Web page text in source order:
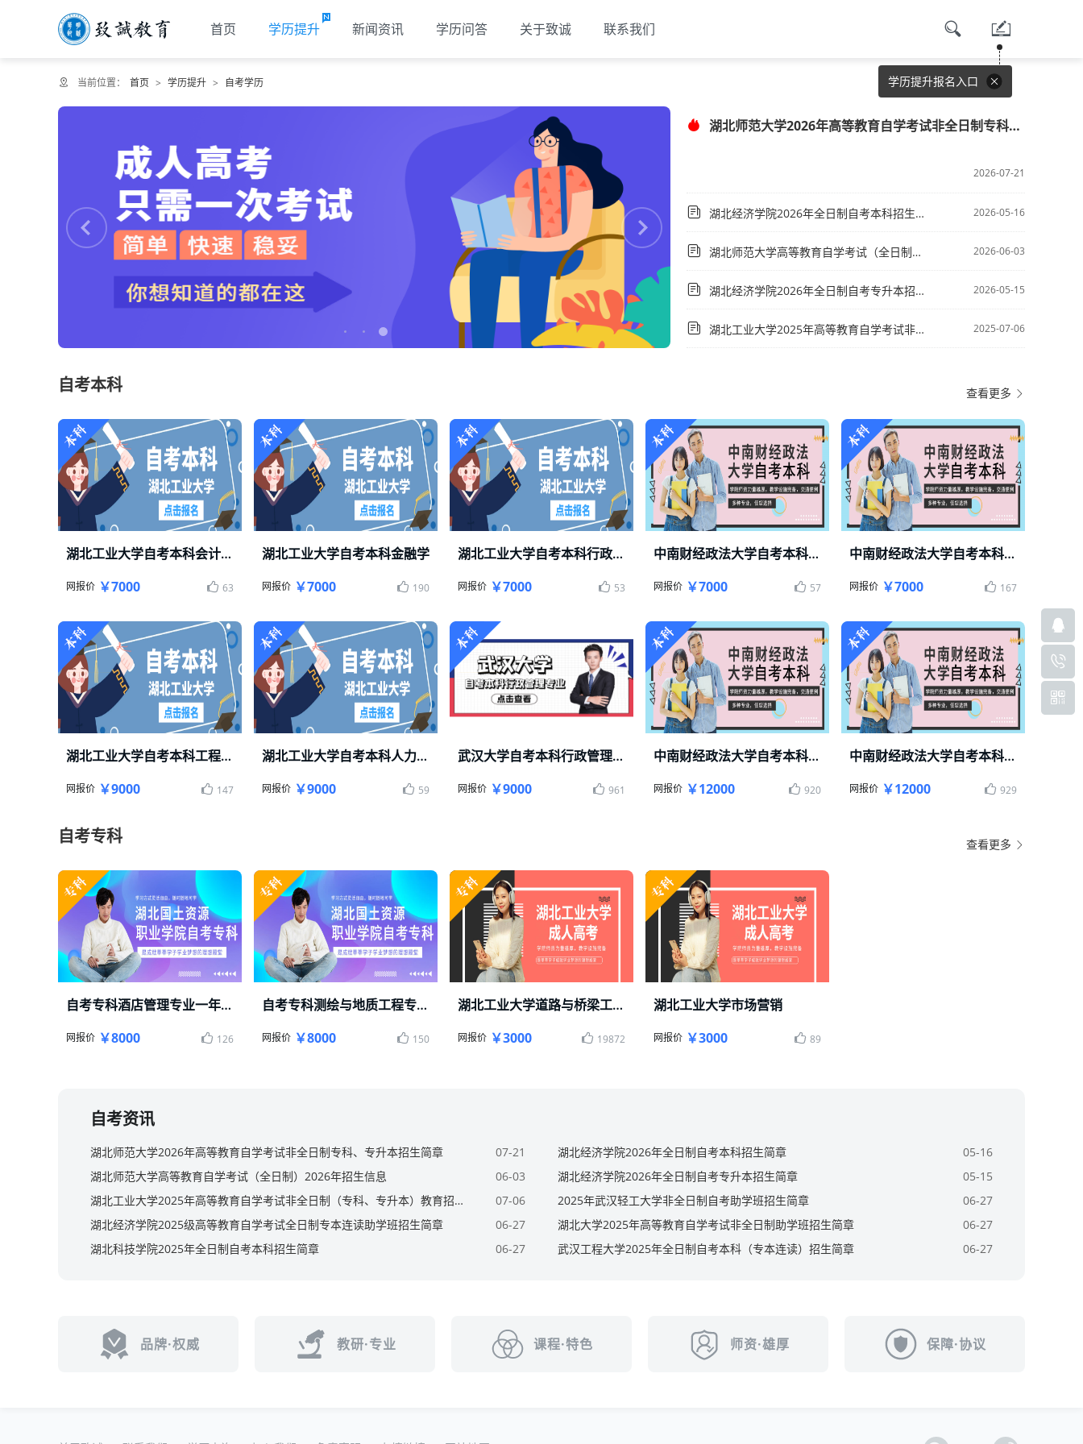
首页 学历提升 新闻资讯 学历问答 关于致诚 联系我们
学历提升报名入口
当前位置： 首页 > 学历提升 > 自考学历
湖北师范大学2026年高等教育自学考试非全日制专科、专升本招生简章
2026-07-21
2026-05-16
湖北经济学院2026年全日制自考本科招生简章
2026-06-03
湖北师范大学高等教育自学考试（全日制）2026年招生信息
2026-05-15
湖北经济学院2026年全日制自考专升本招生简章
2025-07-06
湖北工业大学2025年高等教育自学考试非全日制（专科、专升本）教育招生简章
自考本科 查看更多
湖北工业大学自考本科会计专业
湖北工业大学自考本科轻松毕业
网报价 ￥7000 63
湖北工业大学自考本科金融学
湖北工业大学自考本科轻松毕业
网报价 ￥7000 190
湖北工业大学自考本科行政管理专业
湖北工业大学自考本科轻松毕业
网报价 ￥7000 53
中南财经政法大学自考本科会计
中南财经政法大学自考本科轻松毕业
网报价 ￥7000 57
中南财经政法大学自考本科工商管理
中南财经政法大学自考本科轻松毕业
网报价 ￥7000 167
湖北工业大学自考本科工程管理专业
湖北工业大学自考本科轻松毕业
网报价 ￥9000 147
湖北工业大学自考本科人力资源管理专业
湖北工业大学自考本科轻松毕业
网报价 ￥9000 59
武汉大学自考本科行政管理招生简章
武大行政管理招生报名
网报价 ￥9000 961
中南财经政法大学自考本科投资学一年轻松毕业
中南财经政法大学自考本科轻松毕业
网报价 ￥12000 920
中南财经政法大学自考本科金融学一年毕业
中南财经政法大学自考本科轻松毕业
网报价 ￥12000 929
自考专科 查看更多
自考专科酒店管理专业一年毕业
湖北国土资源职业学院自考酒店管理
网报价 ￥8000 126
自考专科测绘与地质工程专业一年毕业
湖北国土资源职业学院自考专科
网报价 ￥8000 150
湖北工业大学道路与桥梁工程技术
成教专科2.5年毕业
网报价 ￥3000 19872
湖北工业大学市场营销
成教本科2.5年毕业
网报价 ￥3000 89
自考资讯
07-21
湖北师范大学2026年高等教育自学考试非全日制专科、专升本招生简章 05-16
湖北经济学院2026年全日制自考本科招生简章
06-03
湖北师范大学高等教育自学考试（全日制）2026年招生信息 05-15
湖北经济学院2026年全日制自考专升本招生简章
07-06
湖北工业大学2025年高等教育自学考试非全日制（专科、专升本）教育招生简章 06-27
2025年武汉轻工大学非全日制自考助学班招生简章
06-27
湖北经济学院2025级高等教育自学考试全日制专本连读助学班招生简章 06-27
湖北大学2025年高等教育自学考试非全日制助学班招生简章
06-27
湖北科技学院2025年全日制自考本科招生简章 06-27
武汉工程大学2025年全日制自考本科（专本连读）招生简章
品牌·权威 教研·专业 课程·特色 师资·雄厚 保障·协议